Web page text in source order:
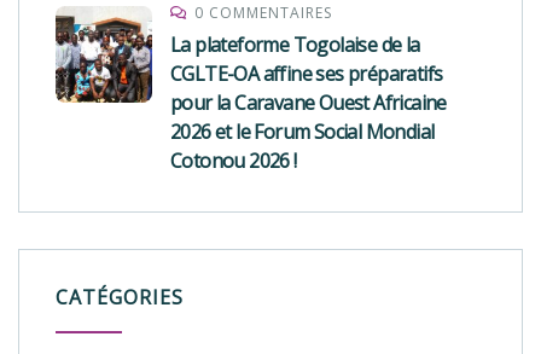
0 COMMENTAIRES
La plateforme Togolaise de la
CGLTE-OA affine ses préparatifs
pour la Caravane Ouest Africaine
2026 et le Forum Social Mondial
Cotonou 2026 !
CATÉGORIES